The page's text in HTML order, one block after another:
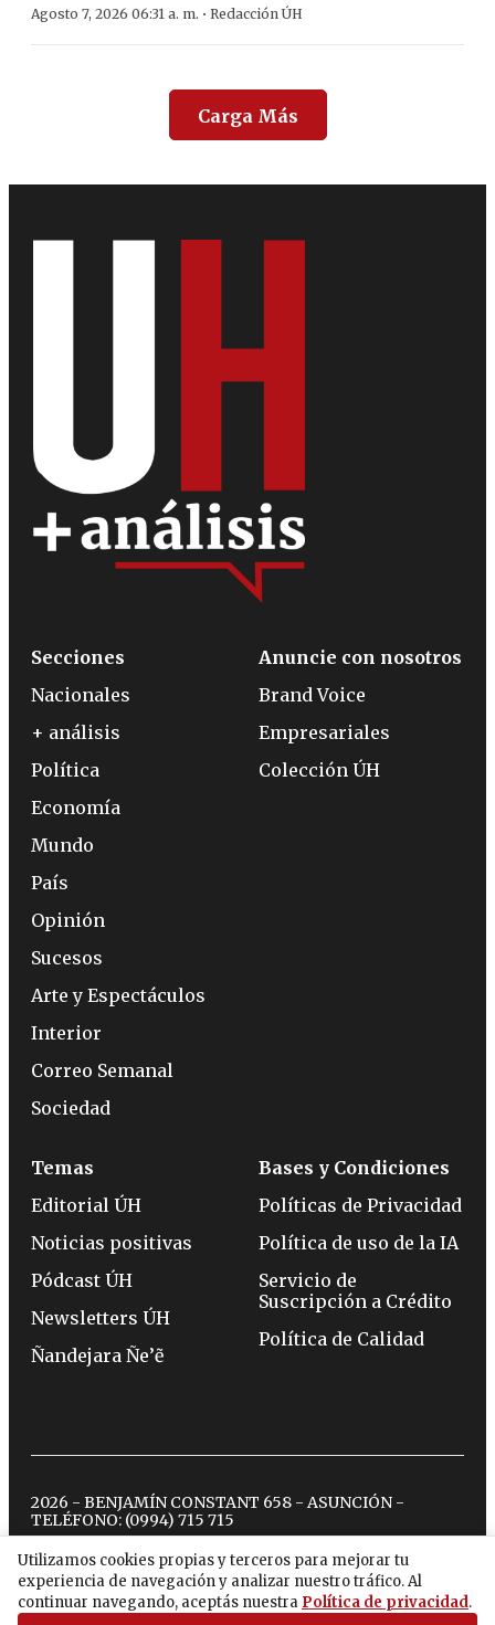
Agosto 7, 2026 06:31 a. m. · Redacción ÚH
Carga Más
Utilizamos cookies propias y terceros para mejorar tu
experiencia de navegación y analizar nuestro tráfico. Al
continuar navegando, aceptás nuestra Política de privacidad.
Secciones
Nacionales
+ análisis
Política
Economía
Mundo
País
Opinión
Sucesos
Arte y Espectáculos
Interior
Correo Semanal
Sociedad
Anuncie con nosotros
Brand Voice
Empresariales
Colección ÚH
Temas
Editorial ÚH
Noticias positivas
Pódcast ÚH
Newsletters ÚH
Ñandejara Ñe’ẽ
Bases y Condiciones
Políticas de Privacidad
Política de uso de la IA
Servicio de
Suscripción a Crédito
Política de Calidad
2026 - BENJAMÍN CONSTANT 658 - ASUNCIÓN -
TELÉFONO: (0994) 715 715
twitterinstagram
facebook
tiktokyoutubespotify